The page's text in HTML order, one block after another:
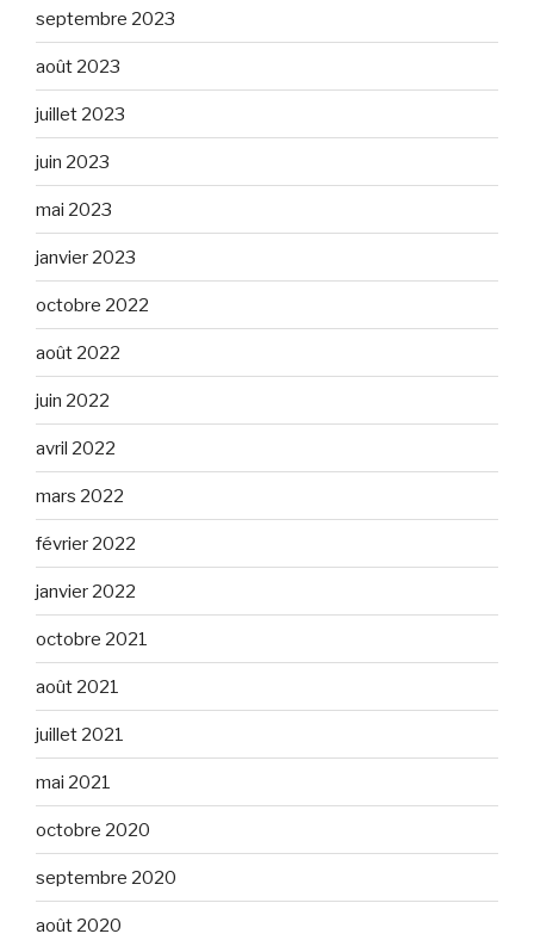
septembre 2023
août 2023
juillet 2023
juin 2023
mai 2023
janvier 2023
octobre 2022
août 2022
juin 2022
avril 2022
mars 2022
février 2022
janvier 2022
octobre 2021
août 2021
juillet 2021
mai 2021
octobre 2020
septembre 2020
août 2020